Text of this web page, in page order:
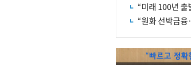
“미래 100년 출
“원화 선박금